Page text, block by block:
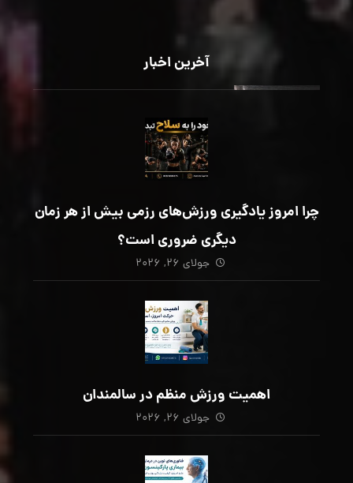
آخرین اخبار
چرا امروز یادگیری ورزش‌های رزمی بیش از هر زمان
دیگری ضروری است؟
جولای ۲۶, ۲۰۲۶
اهمیت ورزش منظم در سالمندان
جولای ۲۶, ۲۰۲۶